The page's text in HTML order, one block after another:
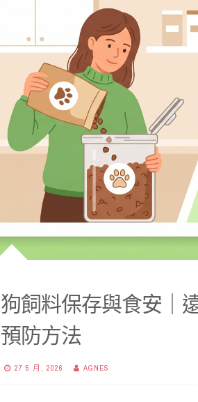
狗飼料保存與食安｜
預防方法
27 5 月, 2026 AGNES